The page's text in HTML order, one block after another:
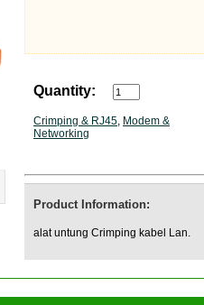
Quantity:
Crimping & RJ45, Modem &
Networking
Product Information:
alat untung Crimping kabel Lan.